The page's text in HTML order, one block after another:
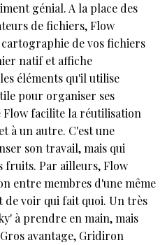
génial. A la place des
de fichiers, Flow
de vos fichiers
natif et affiche
éléments qu'il utilise
pour organiser ses
Flow facilite la réutilisation
à un autre. C'est une
son travail, mais qui
fruits. Par ailleurs, Flow
entre membres d'une même
de voir qui fait quoi. Un très
à prendre en main, mais
avantage, Gridiron